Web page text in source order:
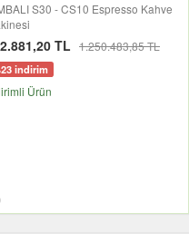
S30 - CS10 Espresso Kahve
TL 1.250.483,85 TL
indirim
Ürün